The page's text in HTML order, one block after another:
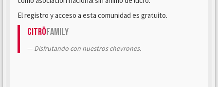
El registro y acceso a esta comunidad es gratuito.
CitröFamily
Disfrutando con nuestros chevrones.